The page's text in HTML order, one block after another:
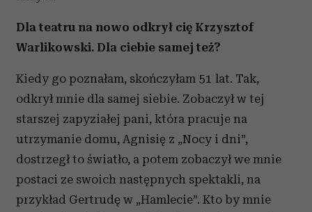
Dla teatru na nowo odkrył cię Krzysztof
Warlikowski. Dla ciebie samej też?
Kiedy go poznałam, skończyłam 51 lat. Tak,
odkrył mnie dla samej siebie. Zobaczył w tej
starszej zapyziałej pani, która pracuje na
utrzymanie domu, Agnisię z „Nocy i dni”,
dostrzegł to światło, a potem zobaczył we mnie
postaci ze swoich następnych spektakli, na
przykład Gertrudę w „Hamlecie”. Kto by mnie